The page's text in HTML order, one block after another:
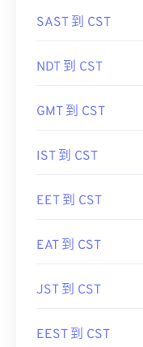
SAST 到 CST
NDT 到 CST
GMT 到 CST
IST 到 CST
EET 到 CST
EAT 到 CST
JST 到 CST
EEST 到 CST